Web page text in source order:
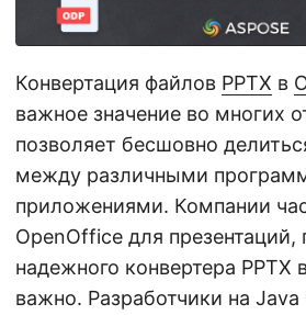
ю
Конвертация файлов PPTX в
важное значение во многих
позволяет бесшовно
между различными
приложениями. Компании
OpenOffice для презентаций,
надежного конвертера PPTX
важно. Разработчики на